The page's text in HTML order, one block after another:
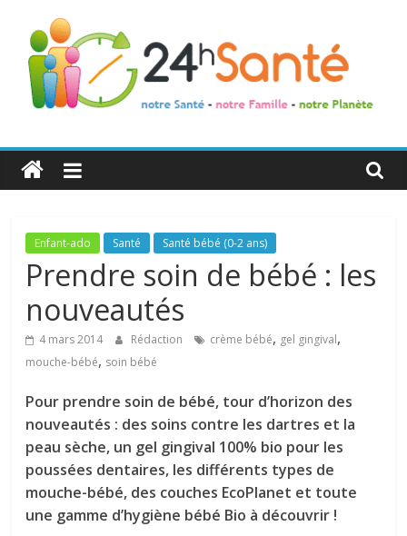
24h
Santé
La
santé
toute
famille
Enfant-ado Santé Santé bébé (0-2 ans)
Prendre soin de bébé : les
nouveautés
4 mars 2014 Rédaction crème bébé, gel gingival,
mouche-bébé, soin bébé
Pour prendre soin de bébé, tour d’horizon des
nouveautés : des soins contre les dartres et la
peau sèche, un gel gingival 100% bio pour les
poussées dentaires, les différents types de
mouche-bébé, des couches EcoPlanet et toute
une gamme d’hygiène bébé Bio à découvrir !